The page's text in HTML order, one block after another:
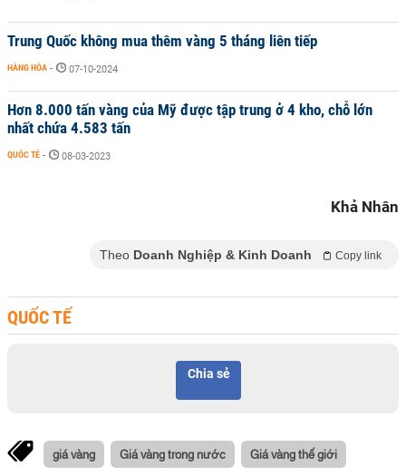
Trung Quốc không mua thêm vàng 5 tháng liên tiếp
HÀNG HÓA - 07-10-2024
Hơn 8.000 tấn vàng của Mỹ được tập trung ở 4 kho, chỗ lớn
nhất chứa 4.583 tấn
QUỐC TẾ - 08-03-2023
Khả Nhân
Theo Doanh Nghiệp & Kinh Doanh Copy link
QUỐC TẾ
Chia sẻ
giá vàng Giá vàng trong nước Giá vàng thế giới